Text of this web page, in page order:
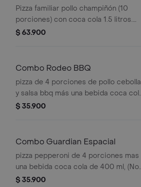
Pizza familiar pollo champiñón (10
porciones) con coca cola 1.5 litros.
Incluye Salsa de Ajo, Sazonador
$ 63.900
Combo Rodeo BBQ
pizza de 4 porciones de pollo cebolla
y salsa bbq más una bebida coca cola
de 400 ml, (No incluye coleccionable
Pepperoncini.
$ 35.900
Combo Guardian Espacial
pizza pepperoni de 4 porciones mas
una bebida coca cola de 400 ml, (No
incluye coleccionable para este
$ 35.900